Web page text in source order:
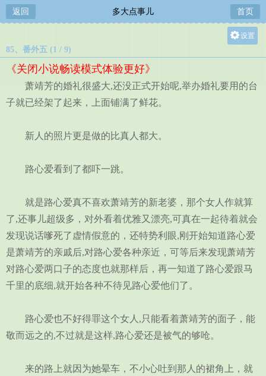
返回 多大点事儿 首页
设置
中
85、番外五 (1 / 9)
《关闭小说畅读模式体验更好》
萧靖芳的婚礼很盛大,还没正式开始呢,举办婚礼要用的台
子就已经架了起来，上面铺满了鲜花。
新人的照片更是做的比真人都大。
路心爱看到了都吓一跳。
就是路心爱真不喜欢萧靖芳的新老婆，那个女人作就算
了,还事儿超级多，对外看着优雅又漂亮,可真在一起待着就会
发现说话嗲死了虚情假意的，还特势利眼,刚开始知道路心爱
是萧靖芳的亲戚后,对路心爱各种亲近，可等后来发现萧靖芳
对路心爱两口子的态度也就那样后，再一知道了路心爱跟马
千里的底细,就开始各种不待见路心爱他们了。
路心爱也不好得罪这个女人,只能看着萧靖芳的面子，能
敬而远之的,不过就是这样,路心爱还是被气的够呛。
来的路上就因为她晕车，不小心吐到那人的裙角上，就